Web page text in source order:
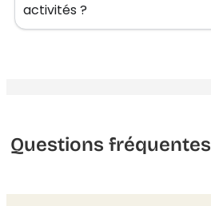
activités ?
Questions fréquentes